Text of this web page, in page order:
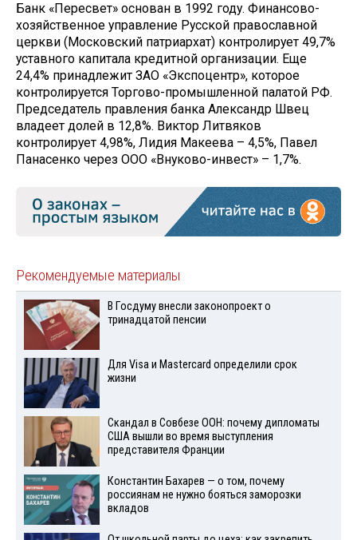
Банк «Пересвет» основан в 1992 году. Финансово-
хозяйственное управление Русской православной
церкви (Московский патриархат) контролирует 49,7%
уставного капитала кредитной организации. Еще
24,4% принадлежит ЗАО «Экспоцентр», которое
контролируется Торгово-промышленной палатой РФ.
Председатель правления банка Александр Швец
владеет долей в 12,8%. Виктор Литвяков
контролирует 4,98%, Лидия Макеева – 4,5%, Павел
Панасенко через ООО «Внуково-инвест» – 1,7%.
Рекомендуемые материалы
В Госдуму внесли законопроект о
тринадцатой пенсии
Для Visа и Mastercard определили срок
жизни
Скандал в Совбезе ООН: почему дипломаты
США вышли во время выступления
представителя Франции
Константин Бахарев — о том, почему
россиянам не нужно бояться заморозки
вкладов